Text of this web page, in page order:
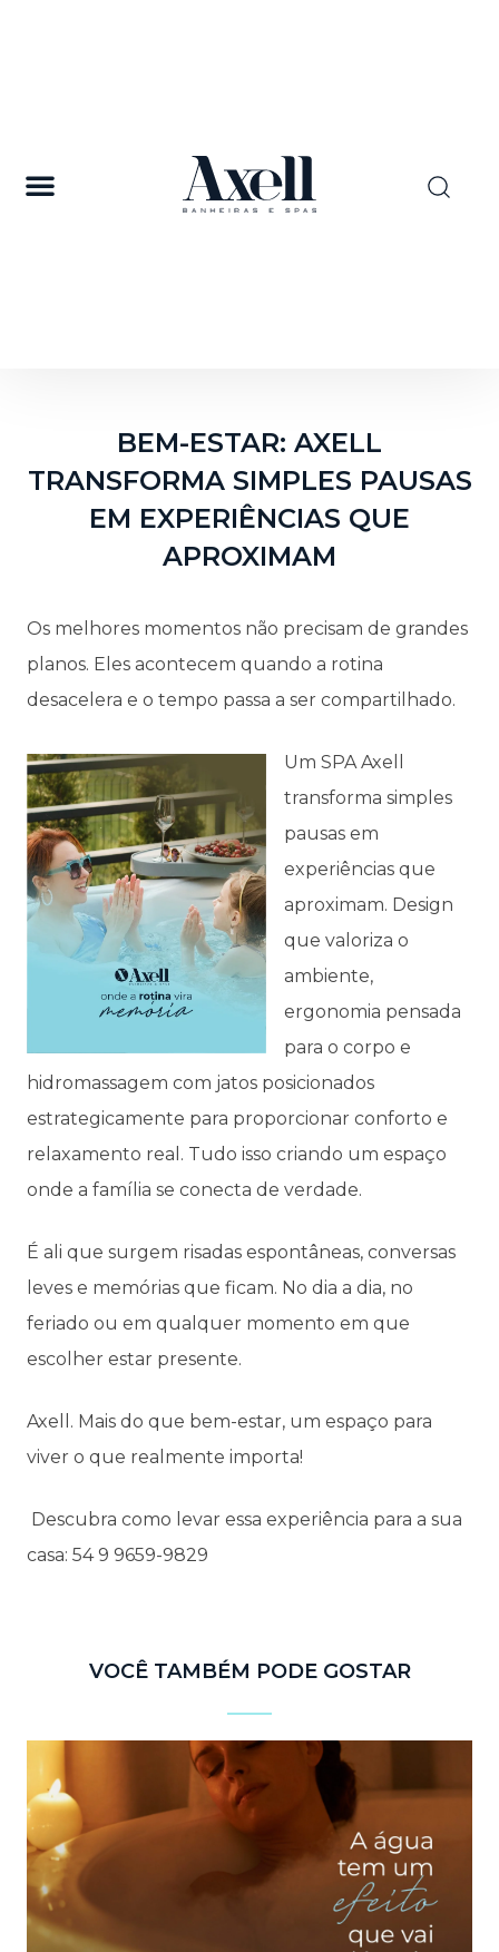
BEM-ESTAR: AXELL
TRANSFORMA SIMPLES PAUSAS
EM EXPERIÊNCIAS QUE
APROXIMAM
Os melhores momentos não precisam de grandes
planos. Eles acontecem quando a rotina
desacelera e o tempo passa a ser compartilhado.
Um SPA Axell
transforma simples
pausas em
experiências que
aproximam. Design
que valoriza o
ambiente,
ergonomia pensada
para o corpo e
hidromassagem com jatos posicionados
estrategicamente para proporcionar conforto e
relaxamento real. Tudo isso criando um espaço
onde a família se conecta de verdade.
É ali que surgem risadas espontâneas, conversas
leves e memórias que ficam. No dia a dia, no
feriado ou em qualquer momento em que
escolher estar presente.
Axell. Mais do que bem-estar, um espaço para
viver o que realmente importa!
Descubra como levar essa experiência para a sua
casa: 54 9 9659-9829
VOCÊ TAMBÉM PODE GOSTAR